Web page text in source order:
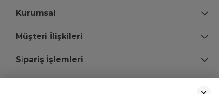
Kurumsal
Müşteri İlişkileri
Sipariş İşlemleri